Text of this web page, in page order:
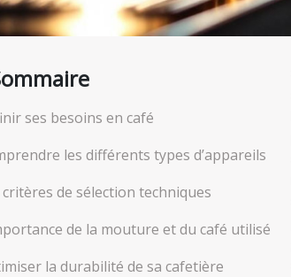
ses besoins en café
les différents types d’appareils
critères de sélection techniques
de la mouture et du café utilisé
la durabilité de sa cafetière